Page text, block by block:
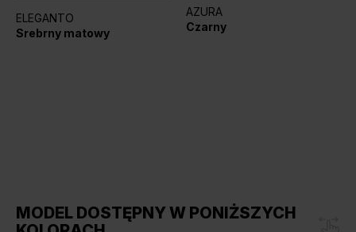
ELEGANTO
Srebrny matowy
AZURA
Czarny
MODEL DOSTĘPNY W PONIŻSZYCH